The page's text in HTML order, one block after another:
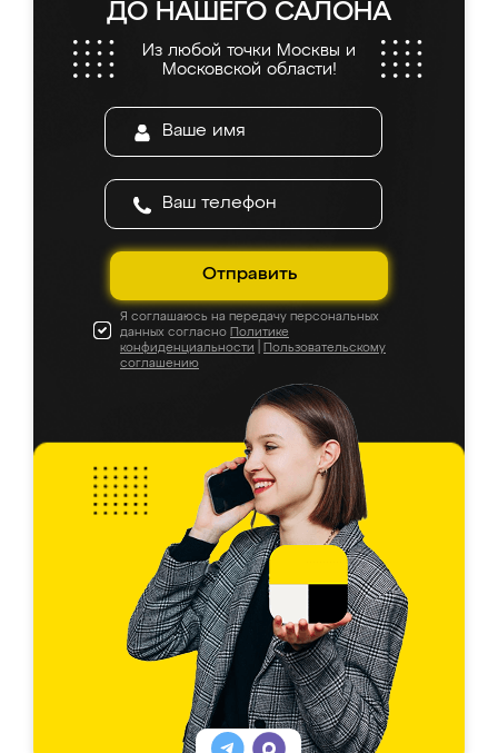
ДО НАШЕГО САЛОНА
Из любой точки Москвы и
Московской области!
Отправить
Я соглашаюсь на передачу персональных
данных согласно Политике
конфиденциальности
Пользовательскому
соглашению